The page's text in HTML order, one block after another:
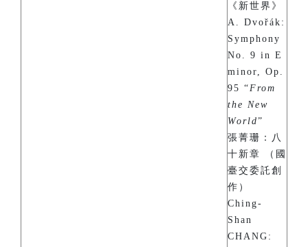
《新世界》
A. Dvořák:
Symphony
No. 9 in E
minor, Op.
95 “From
the New
World”
張菁珊：八
十新章 （國
臺交委託創
作）
Ching-
Shan
CHANG: